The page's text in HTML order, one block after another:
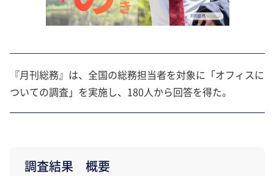
『月刊総務』は、全国の総務担当者を対象に「オフィスに
ついての調査」を実施し、180人から回答を得た。
調査結果 概要